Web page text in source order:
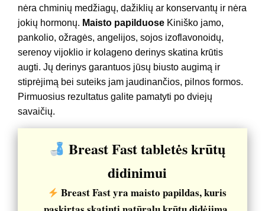
nėra chminių medžiagų, dažiklių ar konservantų ir nėra
jokių hormonų. Maisto papilduose Kiniško jamo,
pankolio, ožragės, angelijos, sojos izoflavonoidų,
serenoy vijoklio ir kolageno derinys skatina krūtis
augti. Jų derinys garantuos jūsų biusto augimą ir
stiprėjimą bei suteiks jam jaudinančios, pilnos formos.
Pirmuosius rezultatus galite pamatyti po dviejų
savaičių.
Breast Fast tabletės krūtų
didinimui
Breast Fast yra maisto papildas, kuris